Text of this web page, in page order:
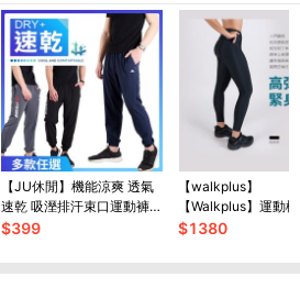
【JU休閒】機能涼爽 透氣
速乾 吸溼排汗束口運動褲
速乾褲(多款任選)
$399
【walkplus】
【Walkplus】運動
褲/防曬/輕壓/塑身/
$1380